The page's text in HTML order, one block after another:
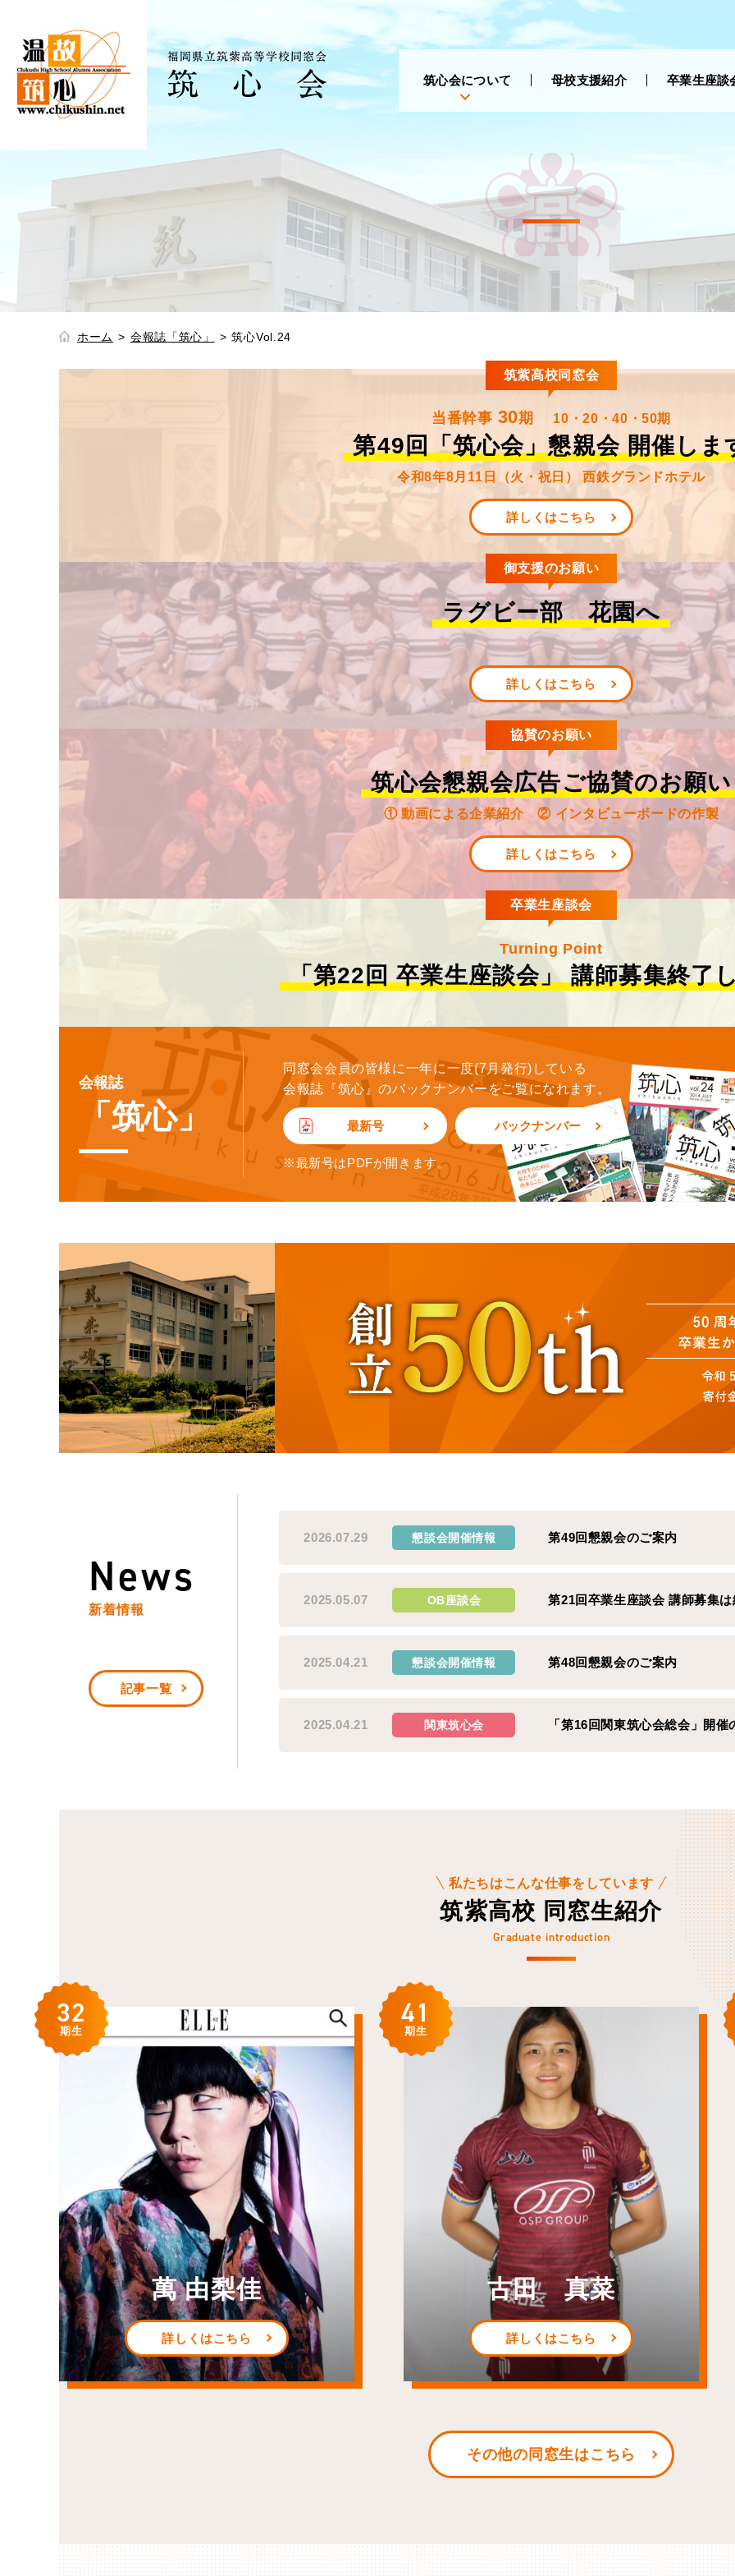
筑心会について 母校支援紹介 卒業生座談
ホーム 会報誌「筑心」 筑心Vol.24
筑紫高校同窓会
当番幹事 30期 10・20・40・50期
第49回「筑心会」懇親会 開催しま
令和8年8月11日（火・祝日） 西鉄グランドホテル
詳しくはこちら
御支援のお願い
ラグビー部 花園へ
詳しくはこちら
協賛のお願い
筑心会懇親会広告ご協賛のお願い
① 動画による企業紹介 ② インタビューボードの作製
詳しくはこちら
卒業生座談会
Turning Point
「第22回 卒業生座談会」 講師募集終了
会報誌
「筑心」
同窓会会員の皆様に一年に一度(7月発行)している
会報誌『筑心』のバックナンバーをご覧になれます。
最新号 バックナンバー
※最新号はPDFが開きます。
News
新着情報
記事一覧
2026.07.29 懇談会開催情報 第49回懇親会のご案内
2025.05.07 OB座談会 第21回卒業生座談会 講師募集
2025.04.21 懇談会開催情報 第48回懇親会のご案内
2025.04.21 関東筑心会 「第16回関東筑心会総会」開催
私たちはこんな仕事をしています
筑紫高校 同窓生紹介
Graduate introduction
32
期生
萬 由梨佳
詳しくはこちら
41
期生
古田 真菜
詳しくはこちら
その他の同窓生はこちら